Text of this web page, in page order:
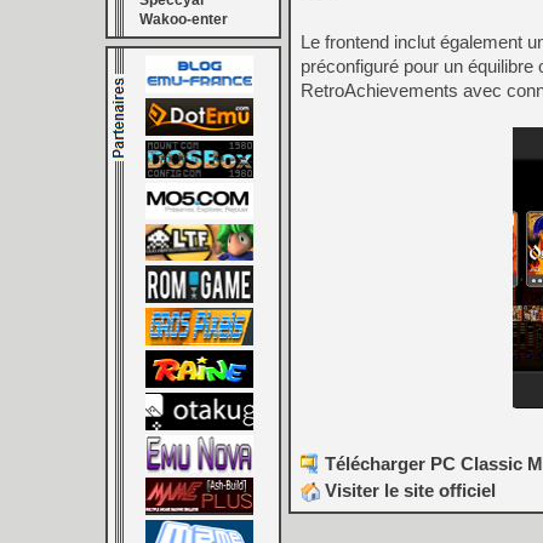
Wakoo-enter
Le frontend inclut également
préconfiguré pour un
RetroAchievements avec
Télécharger PC Classic
Visiter le site officiel